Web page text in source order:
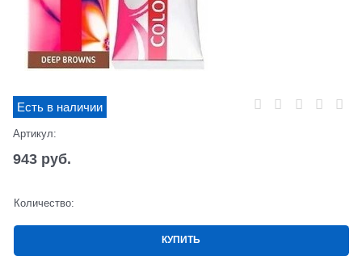
Есть в наличии
Артикул:
943 руб.
Количество:
КУПИТЬ